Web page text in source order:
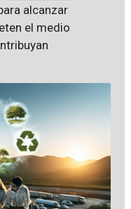
alcanzar
el medio